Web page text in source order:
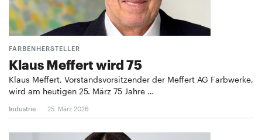
FARBENHERSTELLER
Klaus Meffert wird 75
Klaus Meffert, Vorstandsvorsitzender der Meffert AG Farbwerke,
wird am heutigen 25. März 75 Jahre …
Industrie 25. März 2026